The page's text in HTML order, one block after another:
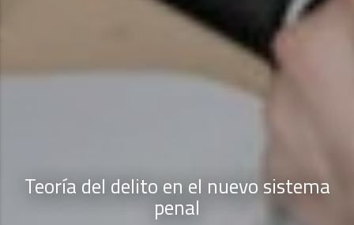
Teoría del delito en el nuevo sistema
penal